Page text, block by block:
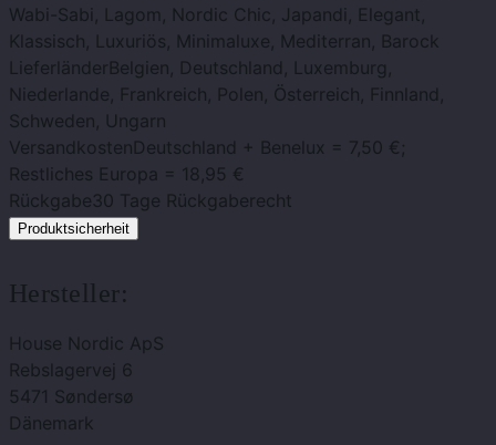
Wabi-Sabi, Lagom, Nordic Chic, Japandi, Elegant,
Klassisch, Luxuriös, Minimaluxe, Mediterran, Barock
Lieferländer Belgien, Deutschland, Luxemburg,
Niederlande, Frankreich, Polen, Österreich, Finnland,
Schweden, Ungarn
VersandkostenDeutschland + Benelux = 7,50 €;
Restliches Europa = 18,95 €
Rückgabe30 Tage Rückgaberecht
Produktsicherheit
Hersteller:
House Nordic ApS
Rebslagervej 6
5471 Søndersø
Dänemark